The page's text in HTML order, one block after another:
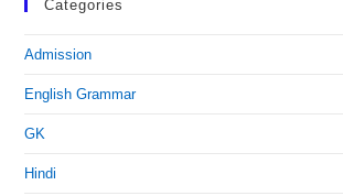
Categories
Admission
English Grammar
GK
Hindi